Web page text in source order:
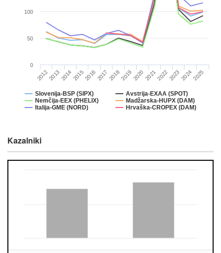
Slovenija-BSP (SIPX)
Avstrija-EXAA (SPOT)
Nemčija-EEX (PHELIX)
Madžarska-HUPX (DAM)
Italija-GME (NORD)
Hrvaška-CROPEX (DAM)
201220132014201520162017 20182019202020212022202320242025
0
50
100
Kazalniki